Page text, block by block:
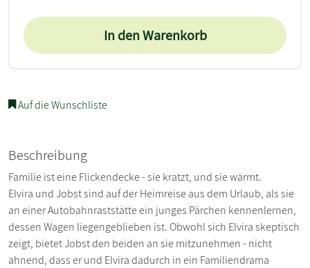
In den Warenkorb
Auf die Wunschliste
Beschreibung
Familie ist eine Flickendecke - sie kratzt, und sie wärmt.
Elvira und Jobst sind auf der Heimreise aus dem Urlaub, als sie
an einer Autobahnraststätte ein junges Pärchen kennenlernen,
dessen Wagen liegengeblieben ist. Obwohl sich Elvira skeptisch
zeigt, bietet Jobst den beiden an sie mitzunehmen - nicht
ahnend, dass er und Elvira dadurch in ein Familiendrama